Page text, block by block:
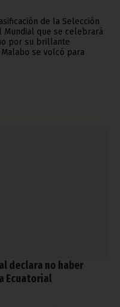
de la Selección
Mundial que se celebrará
por su brillante
se volcó para
declara no haber
Ecuatorial